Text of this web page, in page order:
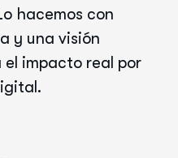
hacemos con
y una visión
impacto real por